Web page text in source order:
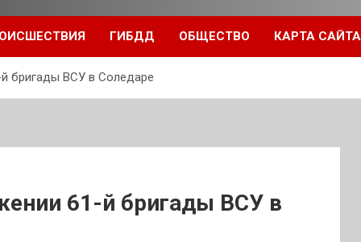
ГИБДД ОБЩЕСТВО КАРТА САЙТА
бригады ВСУ в Соледаре
61-й бригады ВСУ в